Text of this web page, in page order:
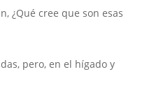
¿Qué cree que son esas
pero, en el hígado y